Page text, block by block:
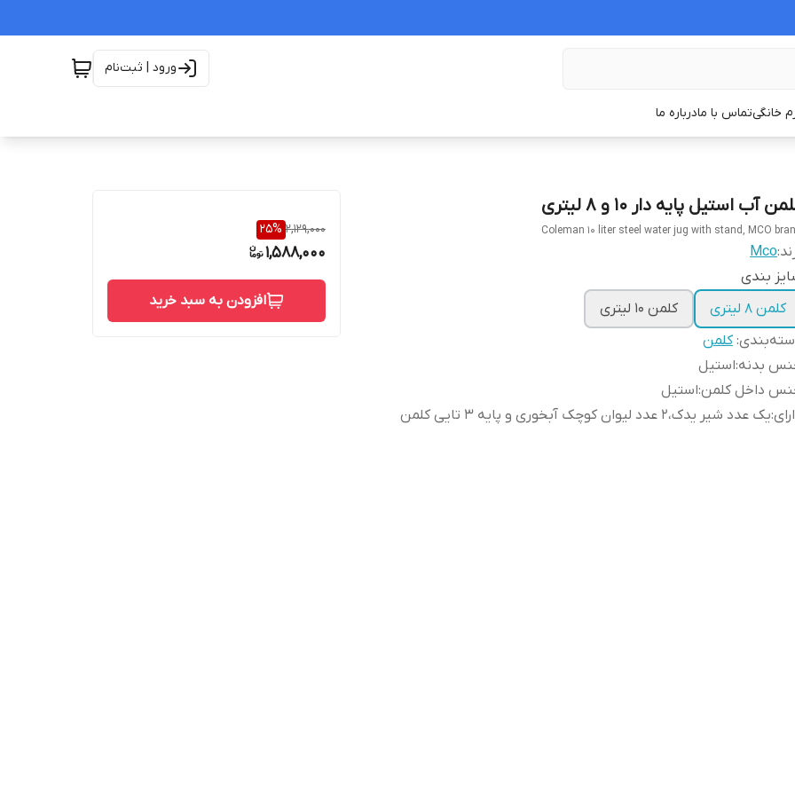
ورود | ثبت‌نام
خانگیتماس با مادرباره ما
آب استیل پایه دار ۱۰ و ۸ لیتری
Coleman 10 liter steel water jug ​​with stand, MCO
Mco
بندی
کلمن ۸ لیتری
کلمن ۱۰ لیتری
:کلمن
بدنه:استیل
داخل کلمن:استیل
:یک عدد شیر یدک،۲ عدد لیوان کوچک آبخوری و پایه ۳ تایی کلمن
2,129,000
25%
1,588,000
افزودن به سبد خرید